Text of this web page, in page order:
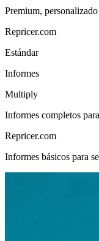
Premium, personalizado
Repricer.com
Estándar
Informes
Multiply
Informes completos
Repricer.com
Informes básicos para